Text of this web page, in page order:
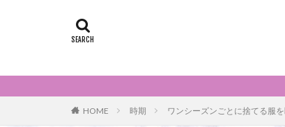
HOME 時期 ワンシーズンごとに捨てる服